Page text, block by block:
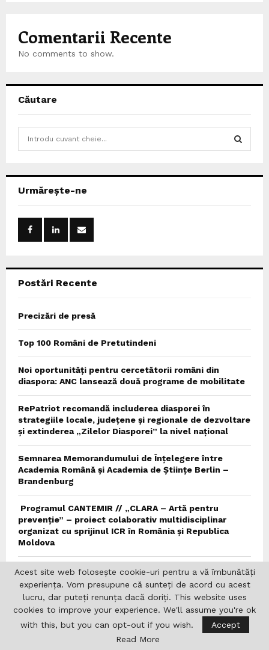
Comentarii Recente
No comments to show.
Căutare
h
Urmărește-ne
Postări Recente
Precizări de presă
Top 100 Români de Pretutindeni
Noi oportunități pentru cercetătorii români din
diaspora: ANC lansează două programe de mobilitate
RePatriot recomandă includerea diasporei în
strategiile locale, județene și regionale de dezvoltare
și extinderea „Zilelor Diasporei” la nivel național
Semnarea Memorandumului de Înțelegere între
Academia Română și Academia de Științe Berlin –
Brandenburg
Programul CANTEMIR // „CLARA – Artă pentru
prevenție” – proiect colaborativ multidisciplinar
organizat cu sprijinul ICR în România și Republica
Moldova
Radu Jude în Polonia: ateliere cinematografice cu
actorii teatrului TR Warszawa și retrospective de film
la Łódź și Varșovia
Mircia Gutău: „Râmnicu Vâlcea este, mai mult decât
un loc, un sentiment”
Acest site web folosește cookie-uri pentru a vă îmbunătăți
experiența. Vom presupune că sunteți de acord cu acest
lucru, dar puteți renunța dacă doriți. This website uses
cookies to improve your experience. We'll assume you're ok
with this, but you can opt-out if you wish.
Accept
Read More